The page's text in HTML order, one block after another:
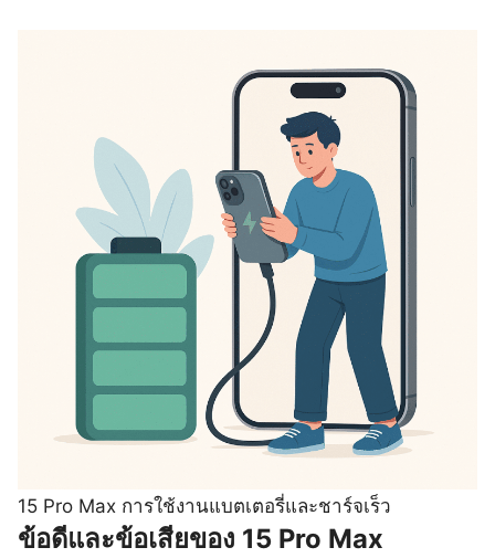
15 Pro Max การใช้งานแบตเตอรี่และชาร์จเร็ว
ข้อดีและข้อเสียของ 15 Pro Max